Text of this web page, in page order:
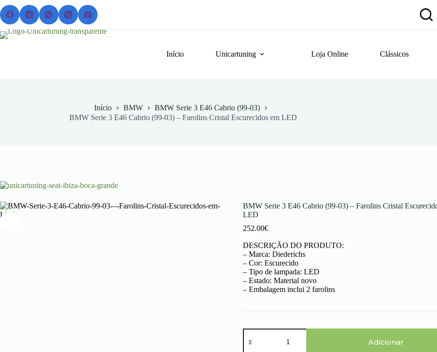
Pular
para
o
conteúdo
Início Unicartuning Loja Online Clássicos
Início BMW
BMW Serie 3 E46 Cabrio (99-03)
BMW Serie 3 E46 Cabrio (99-03) – Farolins Cristal Escurecidos em LED
BMW Serie 3 E46 Cabrio (99-03) – Farolins Cristal
LED
252.00€
DESCRIÇÃO DO PRODUTO:
– Marca: Diederichs
– Cor: Escurecido
– Tipo de lampada: LED
– Estado: Material novo
– Embalagem inclui 2 farolins
Quantidade
de
Adicionar